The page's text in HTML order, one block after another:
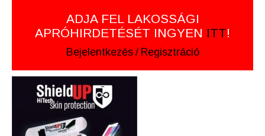
ADJA FEL LAKOSSÁGI
APRÓHIRDETÉSÉT INGYEN ITT!
Bejelentkezés / Regisztráció